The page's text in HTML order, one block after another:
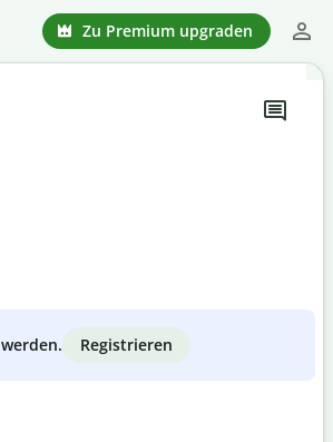
Zu Premium upgraden
Registrieren